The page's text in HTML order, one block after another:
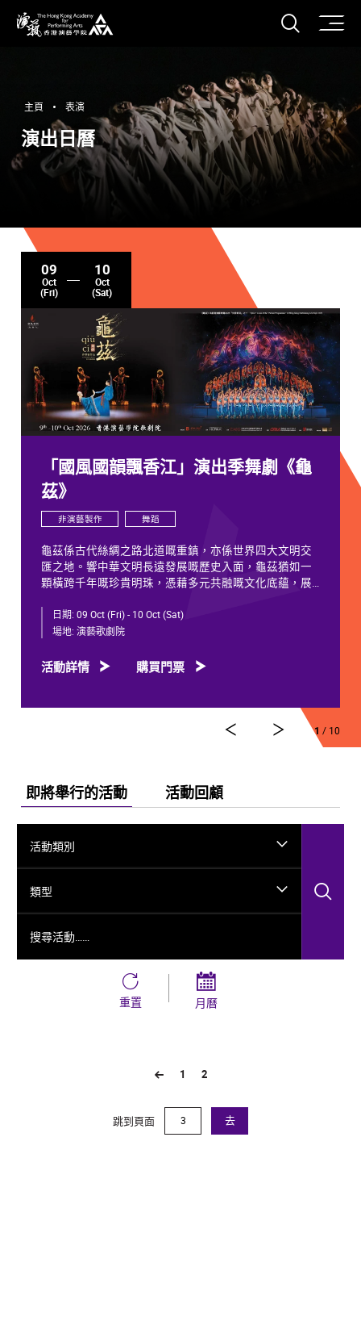
打開
主頁 表演
演出日曆
09
Oct
(Fri)
10
Oct
(Sat)
「國風國韻飄香江」演出季舞劇《龜
茲》
非演藝製作 舞蹈
龜茲係古代絲綢之路北道嘅重鎮，亦係世界四大文明交
匯之地。響中華文明長遠發展嘅歷史入面，龜茲猶如一
顆橫跨千年嘅珍貴明珠，憑藉多元共融嘅文化底蘊，展
千年以來，龜茲文化承載住歷代各族人士嘅足跡同情
或是「蘇幕遮」盛會入面各族民眾嘅舞姿，充分體現各
《龜茲》就沿住呢段歷史足跡創作，透過鳩摩羅什東來
弘法、玄奘西行求法嘅跨時空故事，將龜茲千年嘅文化
出任總編導，文史學者韓子勇擔任編劇；創作團隊仲包
括製作人李東、作曲家郭思達、執行編導何滔同王彭、
舞台美術設計秦立運、服裝設計陽東霖、視覺總監王
涵，以及編導李宏鈞、魏威、古力加娜提·沙塔爾、付陽
雪，仲有多媒體設計胡天驥、燈光設計劉釗、造型設計
徐彬同道具設計雷鵬等一眾內地資深藝術家。今次演出
陣容，以新疆藝術劇院歌舞團同新疆師範大學年輕舞者
日期: 09 Oct (Fri) - 10 Oct (Sat)
場地: 演藝歌劇院
活動詳情 購買門票
1 / 10
即將舉行的活動 活動回顧
活動類別
類型
重置 月曆
1 2
跳到頁面 去